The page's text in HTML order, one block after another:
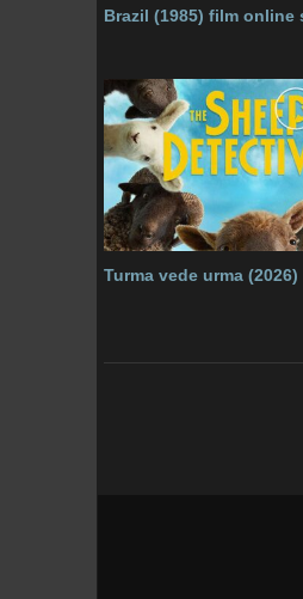
Brazil (1985) film online
Turma vede urma (2026)